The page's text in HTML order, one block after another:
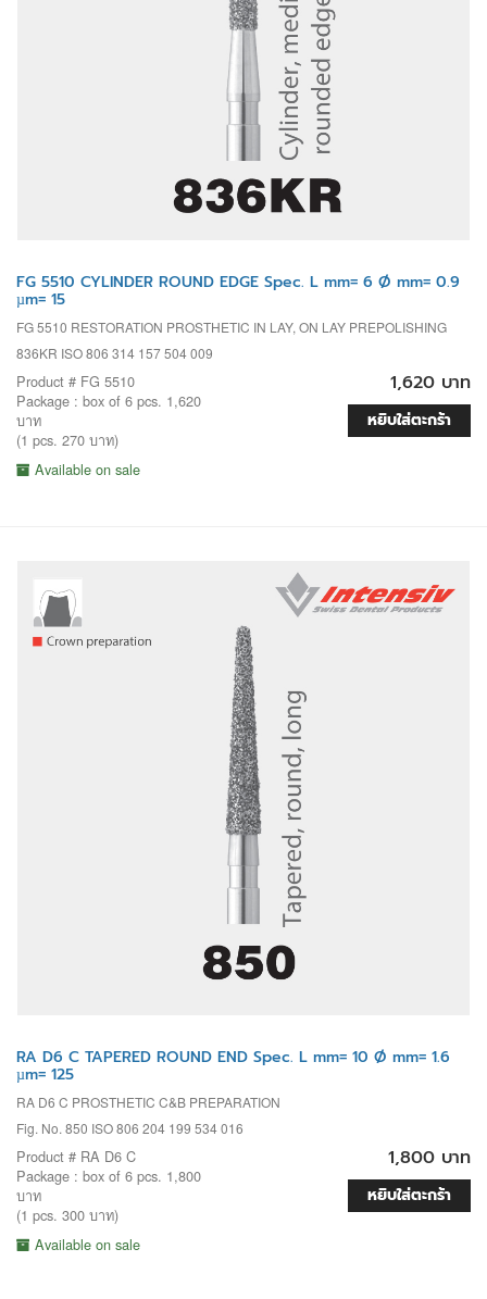
FG 5510 CYLINDER ROUND EDGE Spec. L mm= 6 Ø mm= 0.9
µm= 15
FG 5510 RESTORATION PROSTHETIC IN LAY, ON LAY PREPOLISHING
836KR ISO 806 314 157 504 009
Product # FG 5510
Package : box of 6 pcs. 1,620
บาท
(1 pcs. 270 บาท)
Available on sale
1,620 บาท
หยิบใส่ตะกร้า
RA D6 C TAPERED ROUND END Spec. L mm= 10 Ø mm= 1.6
µm= 125
RA D6 C PROSTHETIC C&B PREPARATION
Fig. No. 850 ISO 806 204 199 534 016
Product # RA D6 C
Package : box of 6 pcs. 1,800
บาท
(1 pcs. 300 บาท)
Available on sale
1,800 บาท
หยิบใส่ตะกร้า